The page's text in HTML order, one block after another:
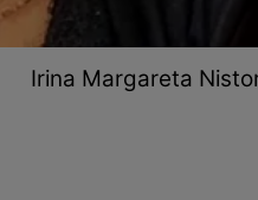
Irina Margareta